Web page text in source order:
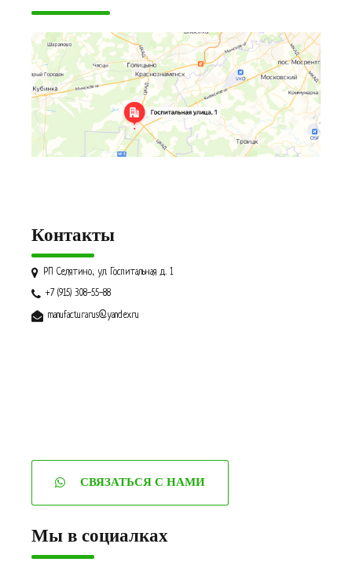
Контакты
РП Селятино, ул. Госпитальная д. 1
+7 (915) 308-55-88
manufacturarus@yandex.ru
СВЯЗАТЬСЯ С НАМИ
Мы в социалках